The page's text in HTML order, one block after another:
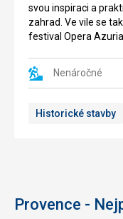
svou inspiraci a
zahrad. Ve vile se
festival Opera
Nenáročné
Historické stavby
také
elektrické
voda
století,
jejíchž
prostorách
nachází
d'Éze.
Zde
Provence -